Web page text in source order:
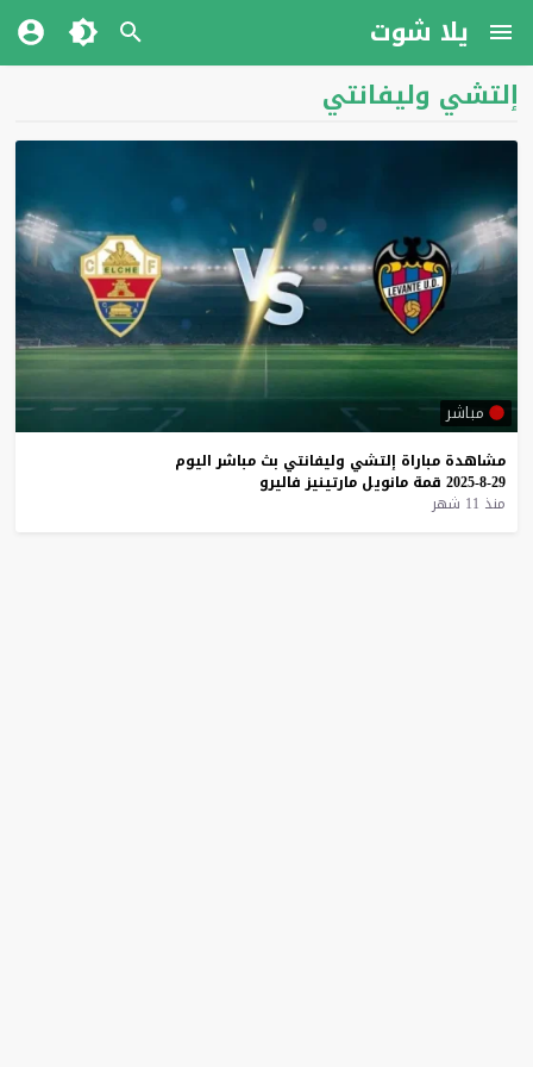
يلا شوت
إلتشي وليفانتي
مباشر
مشاهدة مباراة إلتشي وليفانتي بث مباشر اليوم
29-8-2025
قمة مانويل مارتينيز فاليرو
منذ 11 شهر